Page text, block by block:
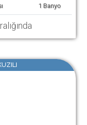
1 Banyo